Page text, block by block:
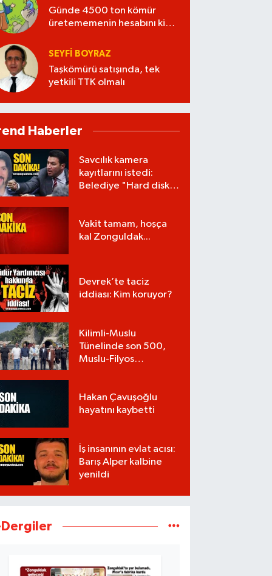
Günde 4500 ton kömür
üretememenin hesabını kim
SEYFI BOYRAZ
Taşkömürü satışında, tek
yetkili TTK olmalı
Haberler
Savcılık kamera
kayıtlarını istedi:
Belediye "Hard disk
Vakit tamam, hoşça
kal Zonguldak...
Devrek’te taciz
iddiası: Kim koruyor?
Kilimli-Muslu
Tünelinde son 500,
Muslu-Filyos
Hakan Çavuşoğlu
hayatını kaybetti
İş insanının evlat acısı:
Barış Alper kalbine
yenildi
Dergiler